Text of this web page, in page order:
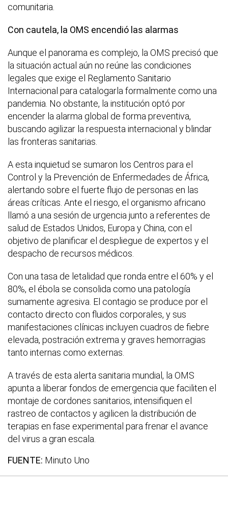
comunitaria.
Con cautela, la OMS encendió las alarmas
Aunque el panorama es complejo, la OMS precisó que
la situación actual aún no reúne las condiciones
legales que exige el Reglamento Sanitario
Internacional para catalogarla formalmente como una
pandemia. No obstante, la institución optó por
encender la alarma global de forma preventiva,
buscando agilizar la respuesta internacional y blindar
las fronteras sanitarias.
A esta inquietud se sumaron los Centros para el
Control y la Prevención de Enfermedades de África,
alertando sobre el fuerte flujo de personas en las
áreas críticas. Ante el riesgo, el organismo africano
llamó a una sesión de urgencia junto a referentes de
salud de Estados Unidos, Europa y China, con el
objetivo de planificar el despliegue de expertos y el
despacho de recursos médicos.
Con una tasa de letalidad que ronda entre el 60% y el
80%, el ébola se consolida como una patología
sumamente agresiva. El contagio se produce por el
contacto directo con fluidos corporales, y sus
manifestaciones clínicas incluyen cuadros de fiebre
elevada, postración extrema y graves hemorragias
tanto internas como externas.
A través de esta alerta sanitaria mundial, la OMS
apunta a liberar fondos de emergencia que faciliten el
montaje de cordones sanitarios, intensifiquen el
rastreo de contactos y agilicen la distribución de
terapias en fase experimental para frenar el avance
del virus a gran escala.
FUENTE: Minuto Uno